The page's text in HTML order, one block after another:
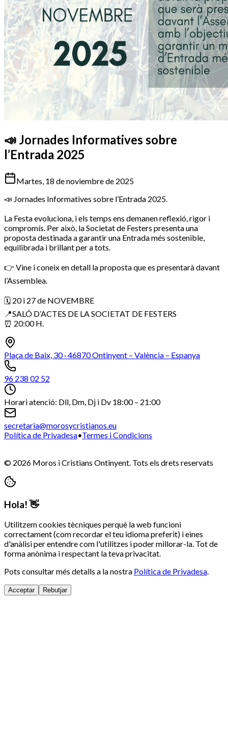
📣 Jornades Informatives sobre
l’Entrada 2025
Martes, 18 de noviembre de 2025
📣 Jornades Informatives sobre l’Entrada 2025.
La Festa evoluciona, i els temps ens demanen reflexió, rigor i
compromís. Per això, la Societat de Festers presenta una
proposta destinada a garantir una Entrada més sostenible,
equilibrada i brillant per a tots.
👉 Vine i coneix en detall la proposta que es presentarà davant
l’Assemblea.
🗓️ 20 i 27 de NOVEMBRE
📍SALÓ D’ACTES DE LA SOCIETAT DE FESTERS
⏰ 20:00 H.
Plaça de Baix, 30 · 46870 Ontinyent – València – Espanya
96 238 02 52
Horari atenció: Dll, Dm, Dj i Dv 18:00 – 21:00
secretaria@morosycristianos.eu
Política de Privadesa•Termes i Condicions
© 2026 Moros i Cristians Ontinyent. Tots els drets reservats
Hola! 👋
Utilitzem cookies tècniques perquè la web funcioni
correctament (com recordar el teu idioma preferit) i eines
d'anàlisi per entendre com l'utilitzes i poder millorar-la. Tot de
forma anònima i respectant la teva privacitat.
Pots consultar més detalls a la nostra Política de Privadesa.
Acceptar Rebutjar